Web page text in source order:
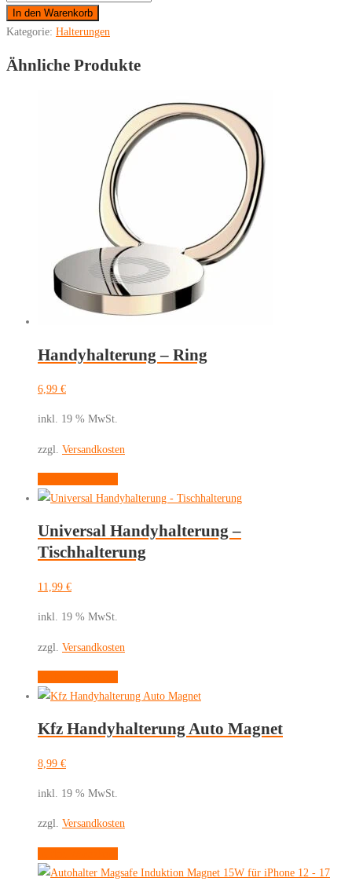
Handyhalterung
-
Menge
In den Warenkorb
Kategorie: Halterungen
Ähnliche Produkte
Handyhalterung – Ring
6,99 €
inkl. 19 % MwSt.
zzgl. Versandkosten
Universal Handyhalterung –
Tischhalterung
11,99 €
inkl. 19 % MwSt.
zzgl. Versandkosten
Kfz Handyhalterung Auto Magnet
8,99 €
inkl. 19 % MwSt.
zzgl. Versandkosten